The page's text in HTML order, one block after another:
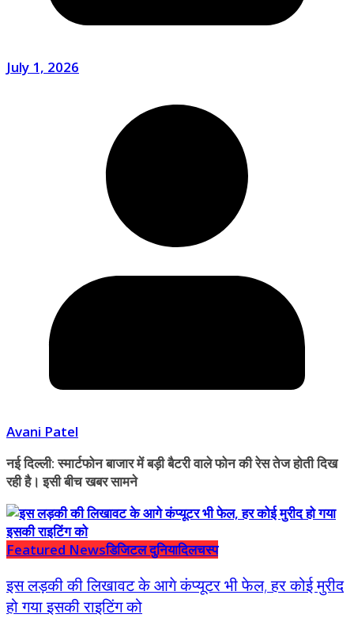
July 1, 2026
Avani Patel
नई दिल्ली: स्मार्टफोन बाजार में बड़ी बैटरी वाले फोन की रेस तेज होती दिख
रही है। इसी बीच खबर सामने
Featured Newsडिजिटल दुनियादिलचस्प
इस लड़की की लिखावट के आगे कंप्यूटर भी फेल, हर कोई मुरीद
हो गया इसकी राइटिंग को